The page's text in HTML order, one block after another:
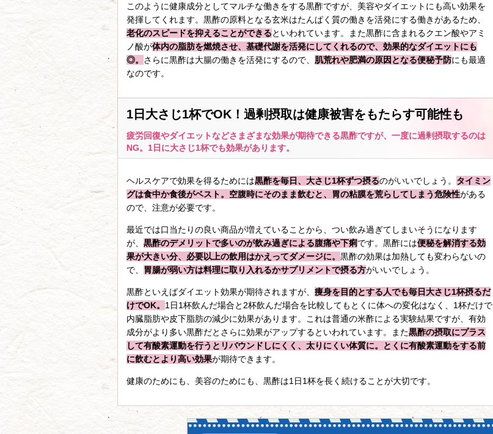
このように健康成分としてマルチな働きをする黒酢ですが、美容やダイエットにも高い効果を
発揮してくれます。黒酢の原料となる玄米はたんぱく質の働きを活発にする働きがあるため、
老化のスピードを抑えることができるといわれています。また黒酢に含まれるクエン酸やアミ
ノ酸が体内の脂肪を燃焼させ、基礎代謝を活発にしてくれるので、効果的なダイエットにも
◎。 さらに黒酢は大腸の働きを活発にするので、 肌荒れや肥満の原因となる便秘予防にも最適
なのです。
1日大さじ1杯でOK！過剰摂取は健康被害をもたらす可能性も
疲労回復やダイエットなどさまざまな効果が期待できる黒酢ですが、一度に過剰摂取するのは
NG。1日に大さじ1杯でも効果があります。
ヘルスケアで効果を得るためには黒酢を毎日、大さじ1杯ずつ摂るのがいいでしょう。 タイミン
グは食中か食後がベスト。空腹時にそのまま飲むと、胃の粘膜を荒らしてしまう危険性がある
ので、注意が必要です。
最近では口当たりの良い商品が増えていることから、つい飲み過ぎてしまいそうになります
が、 黒酢のデメリットで多いのが飲み過ぎによる腹痛や下痢です。黒酢には便秘を解消する効
果が大きい分、必要以上の飲用はかえってダメージに。 黒酢の効果は加熱しても変わらないの
で、
胃腸が弱い方は料理に取り入れるかサプリメントで摂る方がいいでしょう。
黒酢といえばダイエット効果が期待されますが、 痩身を目的とする人でも毎日大さじ1杯摂るだ
けでOK。 1日1杯飲んだ場合と2杯飲んだ場合を比較してもとくに体への変化はなく、1杯だけで
内臓脂肪や皮下脂肪の減少に効果があります。これは普通の米酢による実験結果ですが、有効
成分がより多い黒酢だとさらに効果がアップするといわれています。また黒酢の摂取にプラス
して有酸素運動を行うとリバウンドしにくく、太りにくい体質に。とくに有酸素運動をする前
に飲むとより高い効果が期待できます。
健康のためにも、美容のためにも、黒酢は1日1杯を長く続けることが大切です。